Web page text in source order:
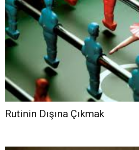
Rutinin Dışına Çıkmak